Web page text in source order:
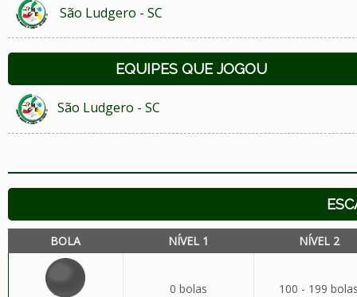
São Ludgero - SC
EQUIPES QUE JOGOU
São Ludgero - SC
BOLA NÍVEL 1 NÍVEL 2
0 bolas 100 - 199